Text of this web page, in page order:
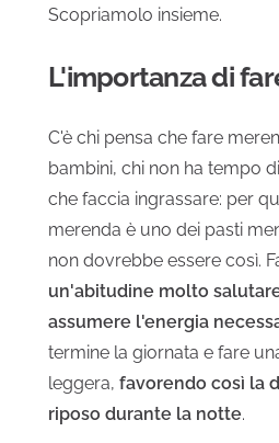
Scopriamolo insieme.
L'importanza di
C'è chi pensa che fare
bambini, chi non ha tempo
che faccia ingrassare: per
merenda è uno dei pasti
non dovrebbe essere così.
un'abitudine molto
assumere l'energia
termine la giornata e fare
leggera, favorendo così la
riposo durante la notte.